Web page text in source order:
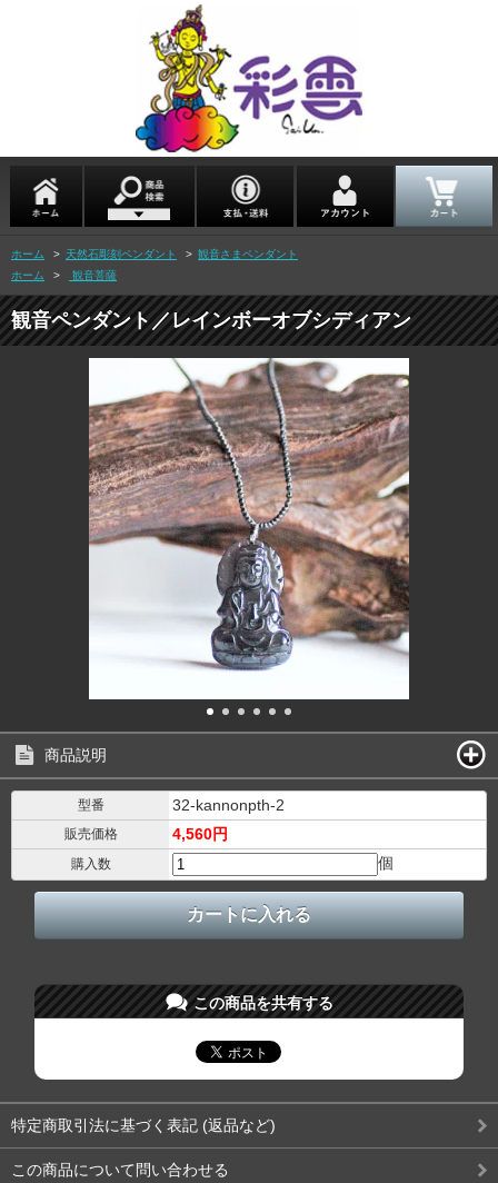
ホーム > 天然石彫刻ペンダント > 観音さまペンダント
ホーム
> 観音菩薩
観音ペンダント／レインボーオブシディアン
商品説明
型番 32-kannonpth-2
販売価格 4,560円
購入数 個
この商品を共有する
特定商取引法に基づく表記 (返品など)
この商品について問い合わせる